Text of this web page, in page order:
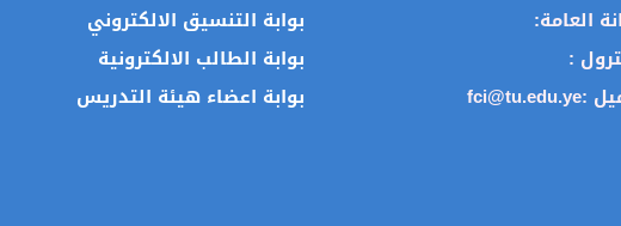
العامة:
:
:
fci@tu.edu.ye
بوابة التنسيق الالكتروني
بوابة الطالب الالكترونية
بوابة اعضاء هيئة التدريس